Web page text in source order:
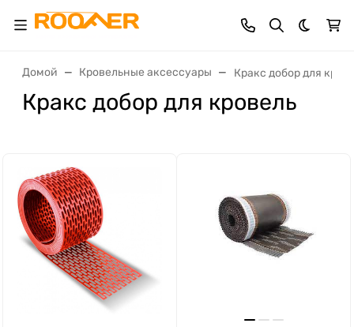
Темная
Домой Кровельные аксессуары Кракс добор для
Кракс добор для кровель